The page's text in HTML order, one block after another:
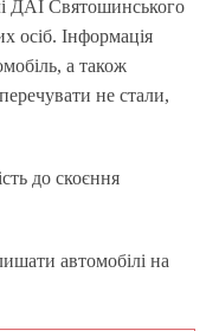
ДАІ Святошинського
осіб. Інформація
а також
не стали,
до скоєння
автомобілі на